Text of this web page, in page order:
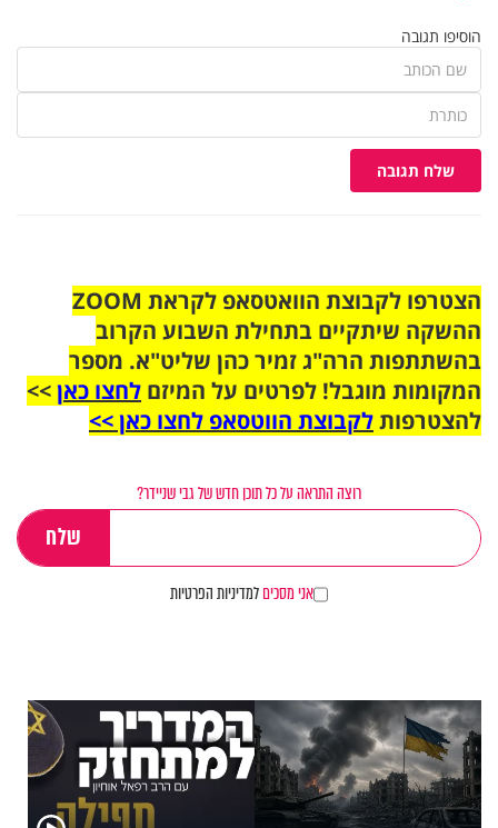
הוסיפו תגובה
שלח תגובה
הצטרפו לקבוצת הוואטסאפ לקראת ZOOM
ההשקה שיתקיים בתחילת השבוע הקרוב
בהשתתפות הרה"ג זמיר כהן שליט"א. מספר
המקומות מוגבל! לפרטים על המיזם לחצו כאן>>
להצטרפותלקבוצת הווטסאפ לחצו כאן >>
רוצה התראה על כל תוכן חדש של גבי שניידר?
אני מסכיםלמדיניות הפרטיות